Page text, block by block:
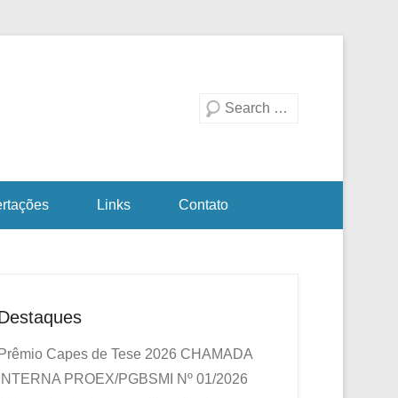
Investigativa
Pesquisa
Links Contato
Prêmio Capes de Tese 2026 CHAMADA
INTERNA PROEX/PGBSMI Nº 01/2026